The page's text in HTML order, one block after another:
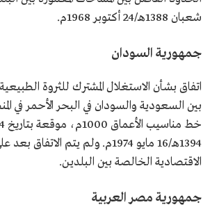
شعبان 1388هـ/24 أكتوبر 1968م.
جمهورية السودان
اتفاق بشأن الاستغلال المشترك للثروة الطبيعية
بين السعودية والسودان في البحر الأحمر في
1394هـ/16 مايو 1974م. ولم يتم
الاقتصادية الخالصة بين البلدين.
جمهورية مصر العربية